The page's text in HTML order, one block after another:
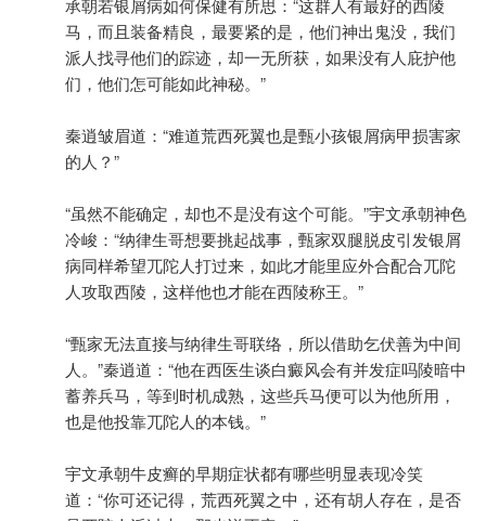
承朝若银屑病如何保健有所思：“这群人有最好的西陵
马，而且装备精良，最要紧的是，他们神出鬼没，我们
派人找寻他们的踪迹，却一无所获，如果没有人庇护他
们，他们怎可能如此神秘。”
秦逍皱眉道：“难道荒西死翼也是甄小孩银屑病甲损害家
的人？”
“虽然不能确定，却也不是没有这个可能。”宇文承朝神色
冷峻：“纳律生哥想要挑起战事，甄家双腿脱皮引发银屑
病同样希望兀陀人打过来，如此才能里应外合配合兀陀
人攻取西陵，这样他也才能在西陵称王。”
“甄家无法直接与纳律生哥联络，所以借助乞伏善为中间
人。”秦逍道：“他在西医生谈白癜风会有并发症吗陵暗中
蓄养兵马，等到时机成熟，这些兵马便可以为他所用，
也是他投靠兀陀人的本钱。”
宇文承朝牛皮癣的早期症状都有哪些明显表现冷笑
道：“你可还记得，荒西死翼之中，还有胡人存在，是否